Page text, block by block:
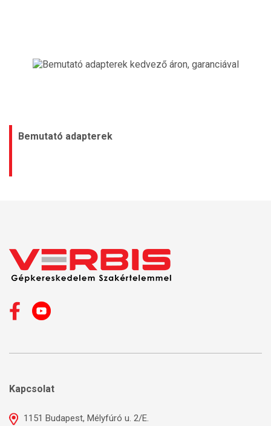
Bemutató adapterek
Kapcsolat
1151 Budapest, Mélyfúró u. 2/E.